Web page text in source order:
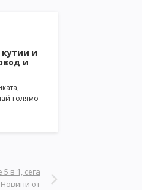
и
и
голямо
в 1, сега
от